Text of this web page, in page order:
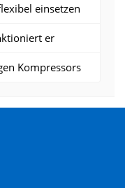
einsetzen
er
Kompressors